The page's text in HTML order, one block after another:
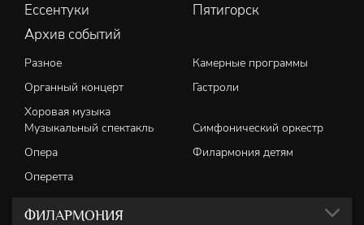
Ессентуки
Пятигорск
Архив событий
Разное
Камерные программы
Органный концерт
Гастроли
Хоровая музыка
Музыкальный спектакль
Симфонический оркестр
Опера
Филармония детям
Оперетта
ФИЛАРМОНИЯ